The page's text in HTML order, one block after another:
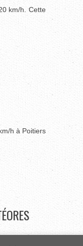
km/h. Cette
h à Poitiers